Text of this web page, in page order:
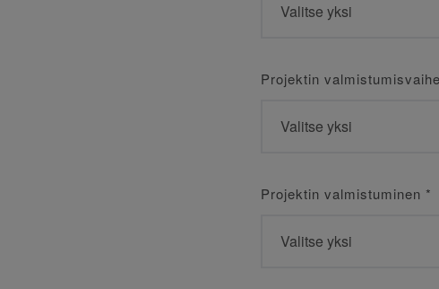
Projektin valmistumisvaihe
Projektin valmistuminen *